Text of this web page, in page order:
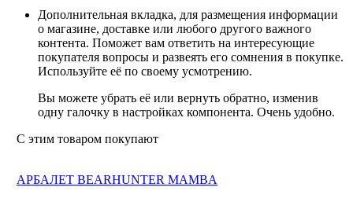
Дополнительная вкладка, для размещения информации
о магазине, доставке или любого другого важного
контента. Поможет вам ответить на интересующие
покупателя вопросы и развеять его сомнения в покупке.
Используйте её по своему усмотрению.
Вы можете убрать её или вернуть обратно, изменив
одну галочку в настройках компонента. Очень удобно.
С этим товаром покупают
АРБАЛЕТ BEARHUNTER MAMBA